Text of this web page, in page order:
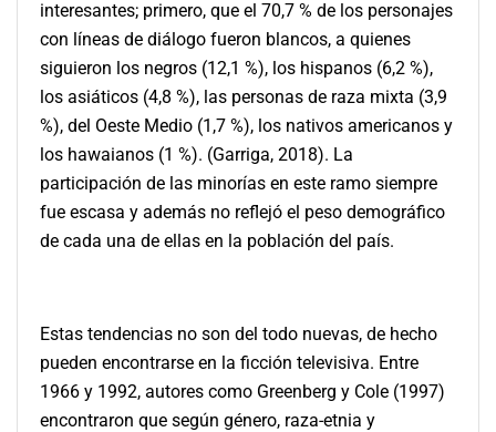
interesantes; primero, que el 70,7 % de los personajes
con líneas de diálogo fueron blancos, a quienes
siguieron los negros (12,1 %), los hispanos (6,2 %),
los asiáticos (4,8 %), las personas de raza mixta (3,9
%), del Oeste Medio (1,7 %), los nativos americanos y
los hawaianos (1 %). (Garriga, 2018). La
participación de las minorías en este ramo siempre
fue escasa y además no reflejó el peso demográfico
de cada una de ellas en la población del país.
Estas tendencias no son del todo nuevas, de hecho
pueden encontrarse en la ficción televisiva. Entre
1966 y 1992, autores como Greenberg y Cole (1997)
encontraron que según género, raza-etnia y